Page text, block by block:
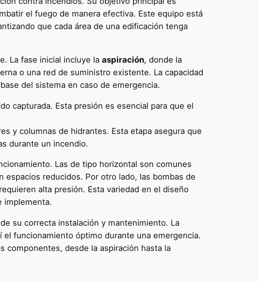
el fuego de manera efectiva. Este equipo está
que cada área de una edificación tenga
La fase inicial incluye la aspiración, donde la
o una red de suministro existente. La capacidad
del sistema en caso de emergencia.
capturada. Esta presión es esencial para que el
y columnas de hidrantes. Esta etapa asegura que
durante un incendio.
Las de tipo horizontal son comunes
espacios reducidos. Por otro lado, las bombas de
alta presión. Esta variedad en el diseño
implementa.
su correcta instalación y mantenimiento. La
funcionamiento óptimo durante una emergencia.
componentes, desde la aspiración hasta la